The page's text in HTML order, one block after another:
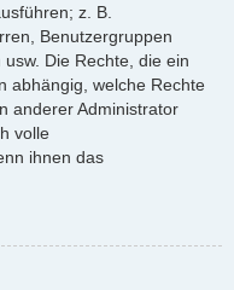
z. B.
Benutzergruppen
Die Rechte, die ein
abhängig, welche Rechte
anderer Administrator
volle
ihnen das